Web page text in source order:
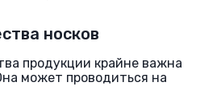
носков
продукции крайне важна
может проводиться на